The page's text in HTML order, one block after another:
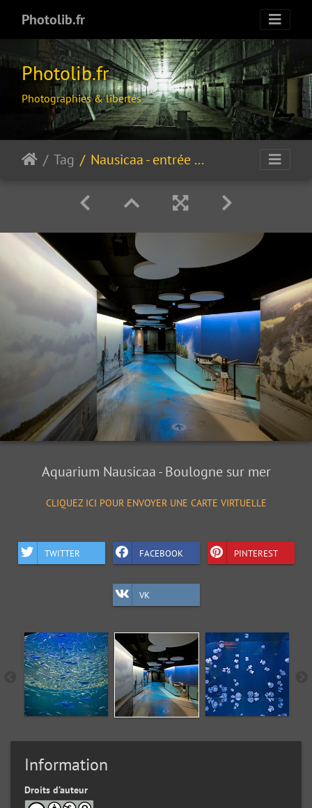
Photolib.fr
Photolib.fr
Photographies & libertés
Tag Nausicaa - entrée vers un monde sous marin…
Aquarium Nausicaa - Boulogne sur mer
CLIQUEZ ICI POUR ENVOYER UNE CARTE VIRTUELLE
TWITTER FACEBOOK PINTEREST
VK
Information
Droits d’auteur